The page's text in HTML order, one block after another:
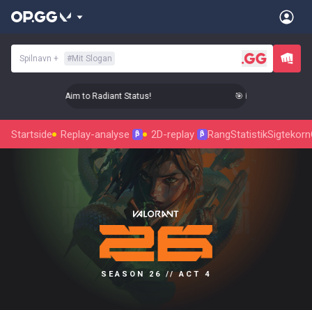
Spilnavn + #Mit Slogan
Level Up Your Aim to Radiant Status! 🎯 Level Up Your
Startside Replay-analyse β 2D-replay β RangStatistikSigtekorn
SEASON 26 // ACT 4